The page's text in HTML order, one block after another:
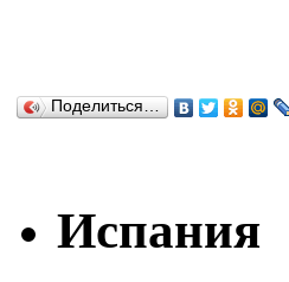
Поделиться…
Испания